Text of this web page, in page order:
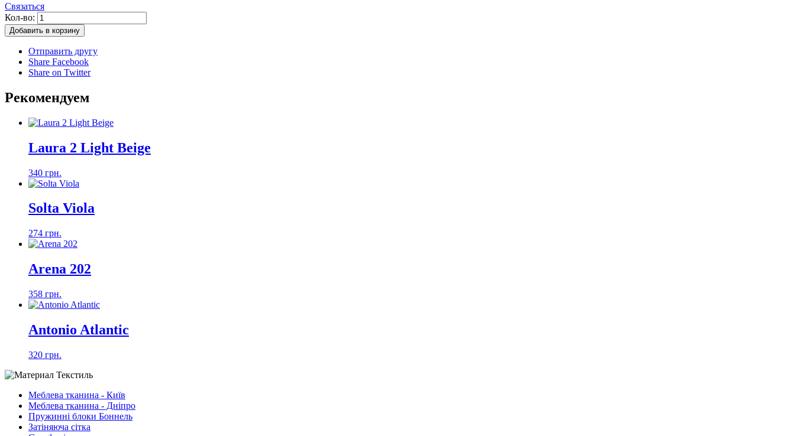
Связаться
Кол-во:
Добавить в корзину
Отправить другу
Share Facebook
Share on Twitter
Рекомендуем
Laura 2 Light Beige
340 грн.
Solta Viola
274 грн.
Arena 202
358 грн.
Antonio Atlantic
320 грн.
Меблева тканина - Київ
Меблева тканина - Дніпро
Пружинні блоки Боннель
Затіняюча сітка